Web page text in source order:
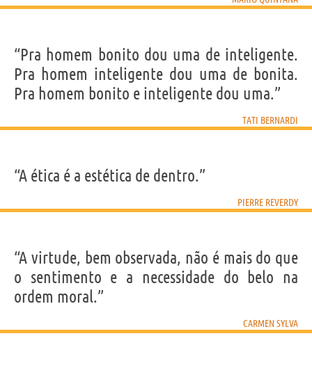
“Pra homem bonito dou uma de inteligente.
Pra homem inteligente dou uma de bonita.
Pra homem bonito e inteligente dou uma.”
TATI BERNARDI
“A ética é a estética de dentro.”
PIERRE REVERDY
“A virtude, bem observada, não é mais do que
o sentimento e a necessidade do belo na
ordem moral.”
CARMEN SYLVA